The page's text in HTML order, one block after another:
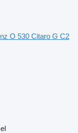
O 530 Citaro G C2